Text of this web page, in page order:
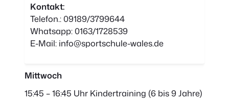
Kontakt:
Telefon.: 09189/3799644
Whatsapp: 0163/1728539
E-Mail: info@sportschule-wales.de
Mittwoch
15:45 – 16:45 Uhr Kindertraining (6 bis 9 Jahre)